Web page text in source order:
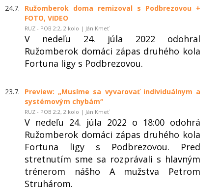
24.7.
Ružomberok doma remizoval s Podbrezovou +
FOTO, VIDEO
RUZ - POB 2:2, 2.kolo | Ján Kmeť
V nedeľu 24. júla 2022 odohral
Ružomberok domáci zápas druhého kola
Fortuna ligy s Podbrezovou.
23.7.
Preview: „Musíme sa vyvarovať individuálnym a
systémovým chybám“
RUZ - POB 2:2, 2.kolo | Ján Kmeť
V nedeľu 24. júla 2022 o 18:00 odohrá
Ružomberok domáci zápas druhého kola
Fortuna ligy s Podbrezovou. Pred
stretnutím sme sa rozprávali s hlavným
trénerom nášho A mužstva Petrom
Struhárom.